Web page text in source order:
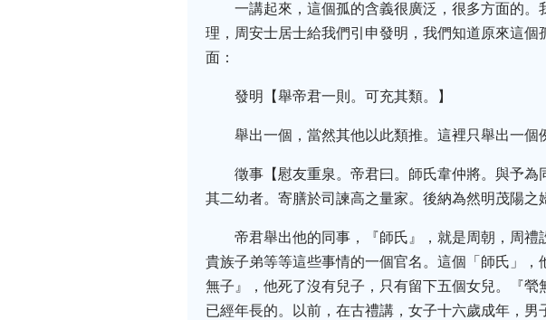
一講起來，這個孤的含義很廣泛，很多方面的
理，周安士居士給我們引申發明，我們知道原來這
面：
發明【舉帝君一則。可充其類。】
舉出一個，當然其他以此類推。這裡只舉出一個
徵事【慰友重泉。帝君曰。師氏韋仲將。與予為
其二幼者。寄膳於司諫高之量家。後納為然明茂陽之
帝君舉出他的同事，『師氏』，就是周朝，周
貴族子弟等等這些事情的一個官名。這個「師氏」
無子』，他死了沒有兒子，只有留下五個女兒。『
已經年長的。以前，在古禮講，女子十六歲成年，